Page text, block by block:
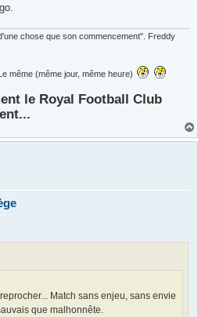
chose que son commencement". Freddy
même (même jour, même heure)
le Royal Football Club
Match sans enjeu, sans envie
que malhonnête.